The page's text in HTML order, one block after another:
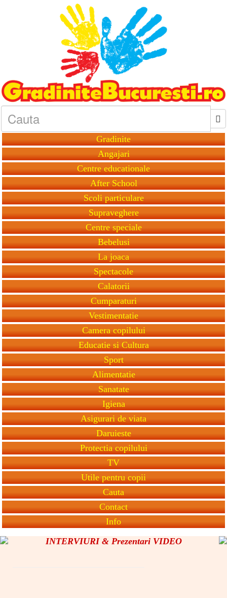
Gradinite
Angajari
Centre educationale
After School
Scoli particulare
Supraveghere
Centre speciale
Bebelusi
La joaca
Spectacole
Calatorii
Cumparaturi
Vestimentatie
Camera copilului
Educatie si Cultura
Sport
Alimentatie
Sanatate
Igiena
Asigurari de viata
Daruieste
Protectia copilului
TV
Utile pentru copii
Cauta
Contact
Info
INTERVIURI & Prezentari VIDEO